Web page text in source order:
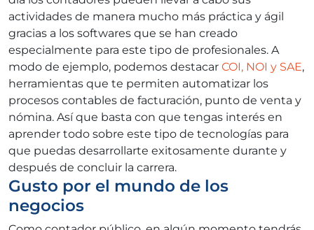
actividades de manera mucho más práctica y ágil
gracias a los softwares que se han creado
especialmente para este tipo de profesionales. A
modo de ejemplo, podemos destacar COI, NOI y SAE,
herramientas que te permiten automatizar los
procesos contables de facturación, punto de venta y
nómina. Así que basta con que tengas interés en
aprender todo sobre este tipo de tecnologías para
que puedas desarrollarte exitosamente durante y
después de concluir la carrera.
Gusto por el mundo de los
negocios